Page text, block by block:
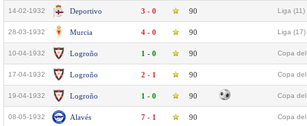
14-02-1932 Deportivo 3 - 0 90 Liga (11)
28-03-1932 Murcia 4 - 0 90 Liga (17)
10-04-1932 Logroño 1 - 0 90 Copa
17-04-1932 Logroño 2 - 1 90 Copa
19-04-1932 Logroño 1 - 0 90 Copa
08-05-1932 Alavés 7 - 1 90 Copa